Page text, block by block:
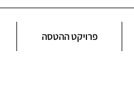
פרויקט ההטסה